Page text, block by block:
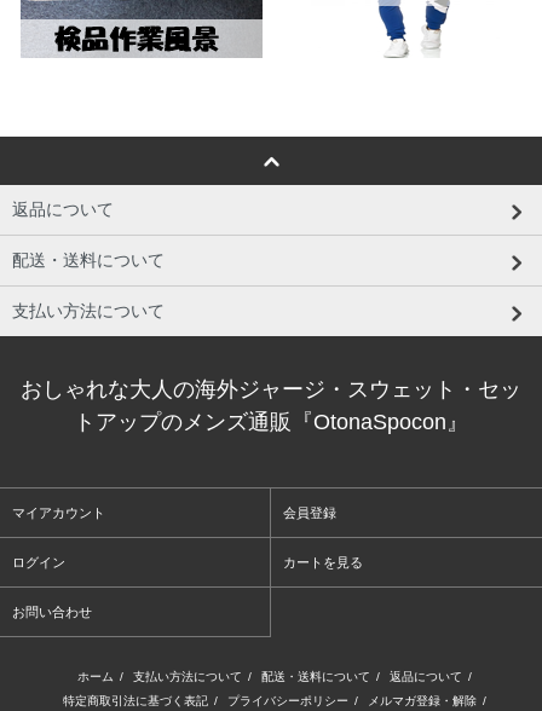
返品について
配送・送料について
支払い方法について
おしゃれな大人の海外ジャージ・スウェット・セッ
トアップのメンズ通販『OtonaSpocon』
マイアカウント 会員登録
ログイン カートを見る
お問い合わせ
ホーム / 支払い方法について / 配送・送料について / 返品について /
特定商取引法に基づく表記 / プライバシーポリシー / メルマガ登録・解除 /